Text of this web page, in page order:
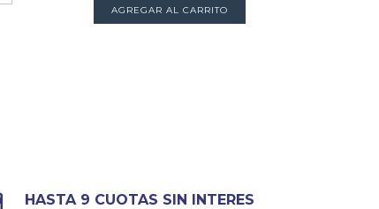
HASTA 9 CUOTAS SIN INTERES